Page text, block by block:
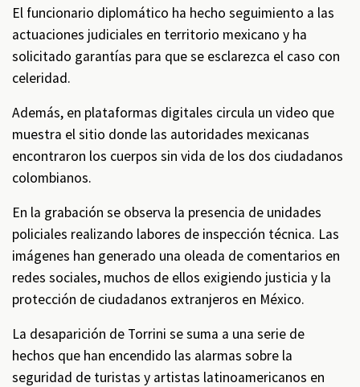
El funcionario diplomático ha hecho seguimiento a las
actuaciones judiciales en territorio mexicano y ha
solicitado garantías para que se esclarezca el caso con
celeridad.
Además, en plataformas digitales circula un video que
muestra el sitio donde las autoridades mexicanas
encontraron los cuerpos sin vida de los dos ciudadanos
colombianos.
En la grabación se observa la presencia de unidades
policiales realizando labores de inspección técnica. Las
imágenes han generado una oleada de comentarios en
redes sociales, muchos de ellos exigiendo justicia y la
protección de ciudadanos extranjeros en México.
La desaparición de Torrini se suma a una serie de
hechos que han encendido las alarmas sobre la
seguridad de turistas y artistas latinoamericanos en